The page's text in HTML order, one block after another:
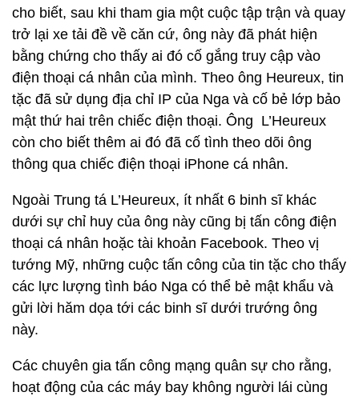
cho biết, sau khi tham gia một cuộc tập trận và quay
trở lại xe tải đề về căn cứ, ông này đã phát hiện
bằng chứng cho thấy ai đó cố gắng truy cập vào
điện thoại cá nhân của mình. Theo ông Heureux, tin
tặc đã sử dụng địa chỉ IP của Nga và cố bẻ lớp bảo
mật thứ hai trên chiếc điện thoại. Ông L’Heureux
còn cho biết thêm ai đó đã cố tình theo dõi ông
thông qua chiếc điện thoại iPhone cá nhân.
Ngoài Trung tá L’Heureux, ít nhất 6 binh sĩ khác
dưới sự chỉ huy của ông này cũng bị tấn công điện
thoại cá nhân hoặc tài khoản Facebook. Theo vị
tướng Mỹ, những cuộc tấn công của tin tặc cho thấy
các lực lượng tình báo Nga có thể bẻ mật khẩu và
gửi lời hăm dọa tới các binh sĩ dưới trướng ông
này.
Các chuyên gia tấn công mạng quân sự cho rằng,
hoạt động của các máy bay không người lái cùng